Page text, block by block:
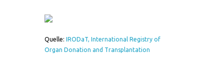
Quelle:
IRODaT, International Registry of
Organ Donation and Transplantation